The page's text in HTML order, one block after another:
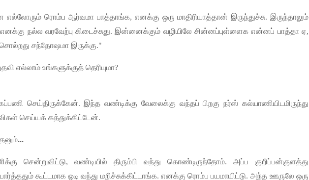
எல்லோரும் ரொம்ப ஆர்வமா பாத்தாங்க, எனக்கு ஒரு மாதிரியாத்தான் இருந்துச்சு. இருந்தாலும்
எனக்கு நல்ல வரவேற்பு கிடைச்சுது. இன்னைக்கும் வழியிலே சின்னப்புள்ளைக என்னப் பாத்தா ஏ,
சந்தோஷமா இருக்கு."
எல்லாம் உங்களுக்குத் தெரியுமா?
செய்திருக்கேன். இந்த வண்டிக்கு வேலைக்கு வந்தப் பிறகு நர்ஸ் கல்யாணியிடமிருந்து
செய்யக் கத்துக்கிட்டேன்.
...
சென்றுவிட்டு,வண்டியில் திரும்பி வந்து கொண்டிருந்தோம். அப்ப
குறிப்பன்குளத்து
பார்த்ததும் கூட்டமாக ஓடி வந்து மறிச்சுக்கிட்டாங்க. எனக்கு ரொம்ப பயமாயிட்டு.அந்த ஊருலே ஒரு